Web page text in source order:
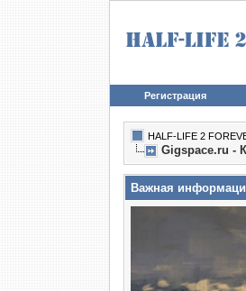
Регистрация
HALF-LIFE 2
Gigspace.ru -
Важная